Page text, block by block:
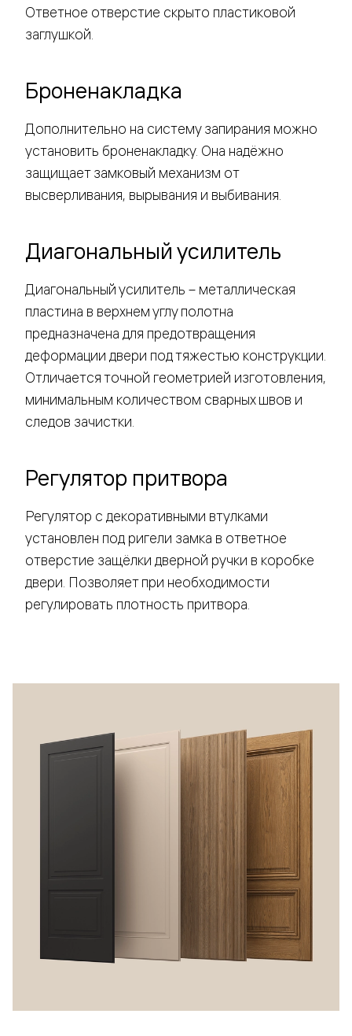
Ответное отверстие скрыто пластиковой
заглушкой.
Броненакладка
Дополнительно на систему запирания можно
установить броненакладку. Она надёжно
защищает замковый механизм от
высверливания, вырывания и выбивания.
Диагональный усилитель
Диагональный усилитель – металлическая
пластина в верхнем углу полотна
предназначена для предотвращения
деформации двери под тяжестью конструкции.
Отличается точной геометрией изготовления,
минимальным количеством сварных швов и
следов зачистки.
Регулятор притвора
Регулятор с декоративными втулками
установлен под ригели замка в ответное
отверстие защёлки дверной ручки в коробке
двери. Позволяет при необходимости
регулировать плотность притвора.